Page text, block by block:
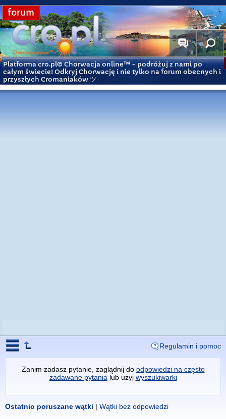
forum
Platforma cro.pl© Chorwacja online™ - podróżuj z nami po
całym świecie! Odkryj Chorwację i nie tylko na forum obecnych i
przyszłych Cromaniaków ツ
Regulamin i pomoc
Zanim zadasz pytanie, zaglądnij do odpowiedzi na często
zadawane pytania lub użyj wyszukiwarki
Ostatnio poruszane wątki | Wątki bez odpowiedzi